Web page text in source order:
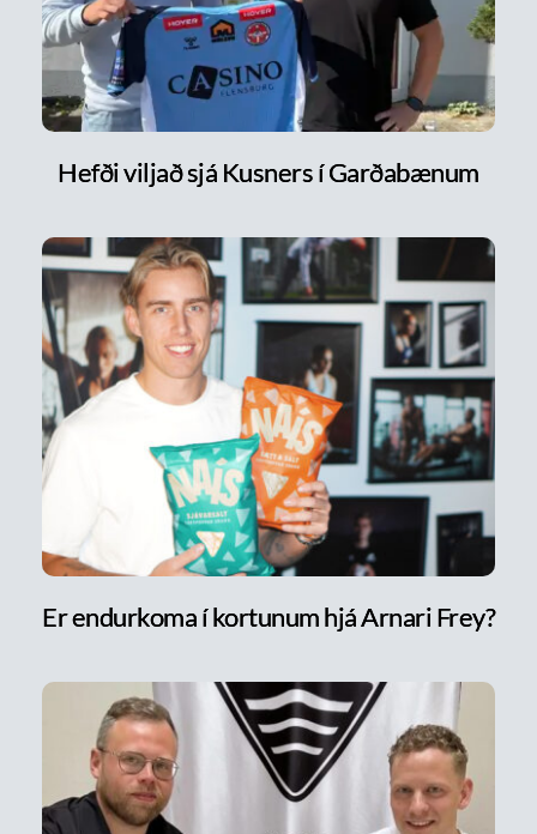
Hefði viljað sjá Kusners í Garðabænum
Er endurkoma í kortunum hjá Arnari Frey?